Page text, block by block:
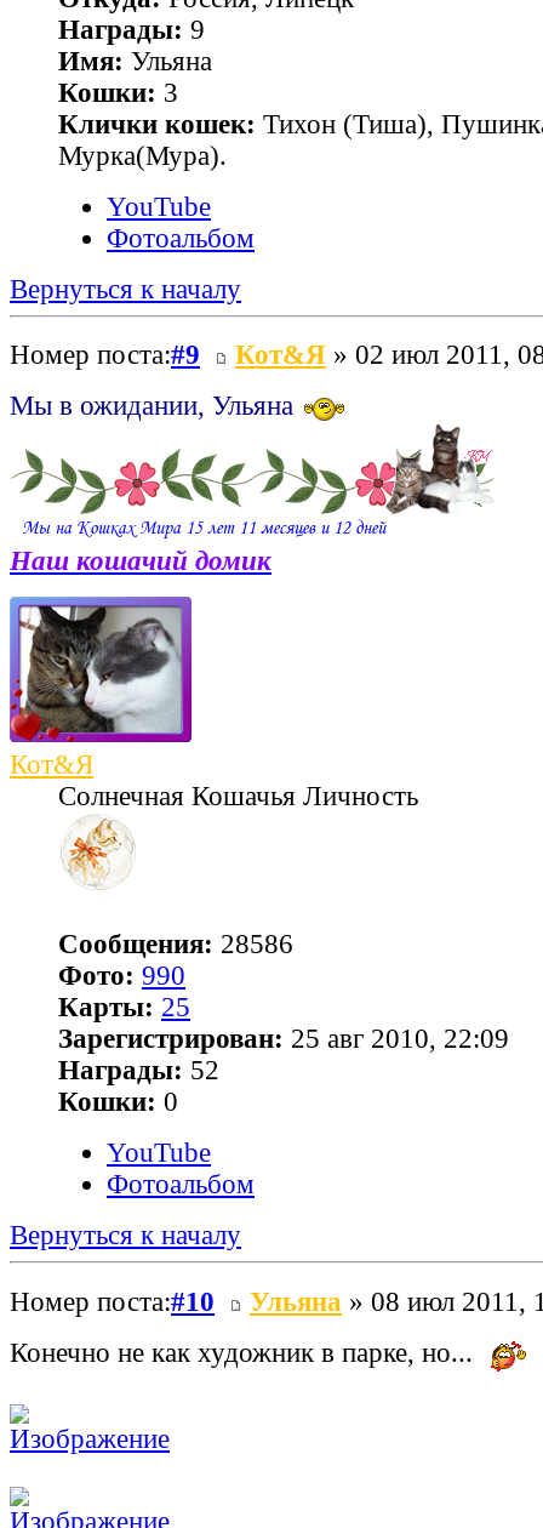
Награды: 9
Имя: Ульяна
Кошки: 3
Клички кошек: Тихон (Тиша),
Мурка(Мура).
YouTube
Фотоальбом
Вернуться к началу
Номер поста:#9 Кот&Я » 02 июл 2011,
Мы в ожидании, Ульяна
Наш кошачий домик
Кот&Я
Солнечная Кошачья Личность
Сообщения: 28586
Фото: 990
Карты: 25
Зарегистрирован: 25 авг 2010, 22:09
Награды: 52
Кошки: 0
YouTube
Фотоальбом
Вернуться к началу
Номер поста:#10 Ульяна » 08 июл 2011,
Конечно не как художник в парке, но...